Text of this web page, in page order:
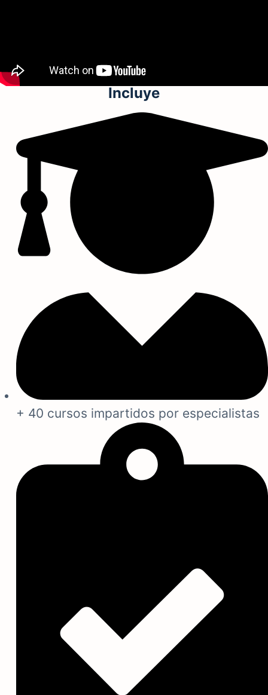
Incluye
+ 40 cursos impartidos por especialistas